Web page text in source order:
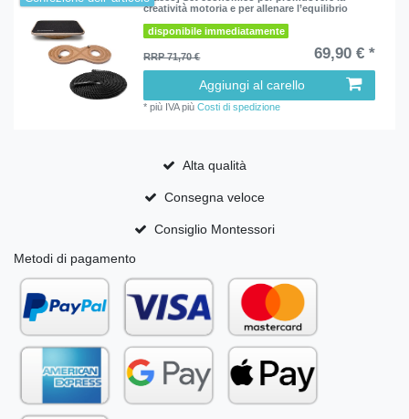
creatività motoria e per allenare l’equilibrio
disponibile immediatamente
RRP 71,70 € 69,90 € *
Aggiungi al carello
*più IVApiùCosti di spedizione
Alta qualità
Consegna veloce
Consiglio Montessori
Metodi di pagamento